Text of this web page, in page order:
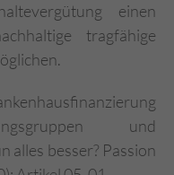
einen
tragfähige
und
alles besser? Passion